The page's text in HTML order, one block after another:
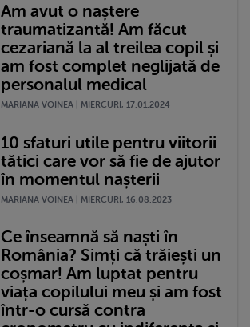
Am avut o naștere
traumatizantă! Am făcut
cezariană la al treilea copil și
am fost complet neglijată de
personalul medical
MARIANA VOINEA | MIERCURI, 17.01.2024
10 sfaturi utile pentru viitorii
tătici care vor să fie de ajutor
în momentul nașterii
MARIANA VOINEA | MIERCURI, 16.08.2023
Ce înseamnă să naști în
România? Simți că trăiești un
coșmar! Am luptat pentru
viața copilului meu și am fost
într-o cursă contra